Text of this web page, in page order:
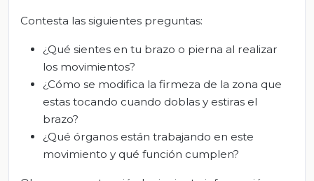
Contesta las siguientes preguntas:
¿Qué sientes en tu brazo o pierna al realizar
los movimientos?
¿Cómo se modifica la firmeza de la zona que
estas tocando cuando doblas y estiras el
brazo?
¿Qué órganos están trabajando en este
movimiento y qué función cumplen?